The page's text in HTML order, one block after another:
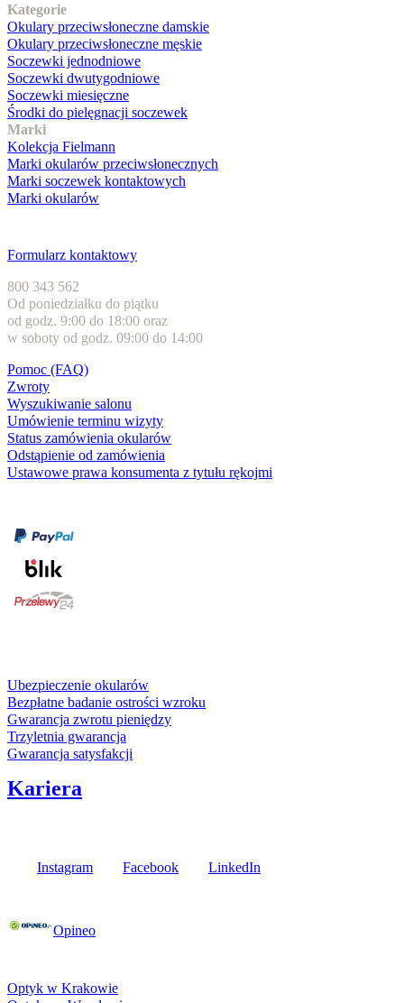
Kategorie
Okulary przeciwsłoneczne damskie
Okulary przeciwsłoneczne męskie
Soczewki jednodniowe
Soczewki dwutygodniowe
Soczewki miesięczne
Środki do pielęgnacji soczewek
Marki
Kolekcja Fielmann
Marki okularów przeciwsłonecznych
Marki soczewek kontaktowych
Marki okularów
Formularz kontaktowy
800 343 562
Od poniedziałku do piątku
od godz. 9:00 do 18:00 oraz
w soboty od godz. 09:00 do 14:00
Pomoc (FAQ)
Zwroty
Wyszukiwanie salonu
Umówienie terminu wizyty
Status zamówienia okularów
Odstąpienie od zamówienia
Ustawowe prawa konsumenta z tytułu rękojmi
Ubezpieczenie okularów
Bezpłatne badanie ostrości wzroku
Gwarancja zwrotu pieniędzy
Trzyletnia gwarancja
Gwarancja satysfakcji
Kariera
Instagram Facebook LinkedIn
Opineo
Optyk w Krakowie